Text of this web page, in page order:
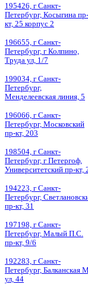
195426, г Санкт-
Петербург, Косыгина пр-
кт, 25 корпус 2
196655, г Санкт-
Петербург, г Колпино,
Труда ул, 1/7
199034, г Санкт-
Петербург,
Менделеевская линия, 5
196066, г Санкт-
Петербург, Московский
пр-кт, 203
198504, г Санкт-
Петербург, г Петергоф,
Университетский пр-кт,
194223, г Санкт-
Петербург,
пр-кт, 31
197198, г Санкт-
Петербург, Малый П.С.
пр-кт, 9/6
192283, г Санкт-
Петербург, Балканская
ул, 44